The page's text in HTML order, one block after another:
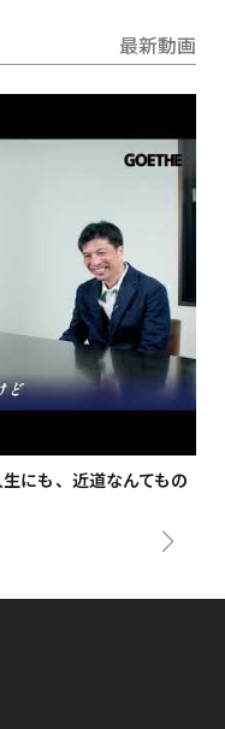
最新動画
にも、近道なんてもの